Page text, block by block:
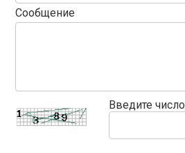
Сообщение
Введите число